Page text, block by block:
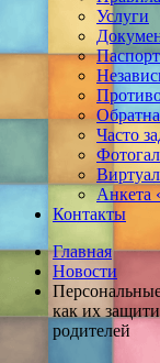
Услуги
Часто
Анкета
Контакты
Главная
Новости
как их
родителей